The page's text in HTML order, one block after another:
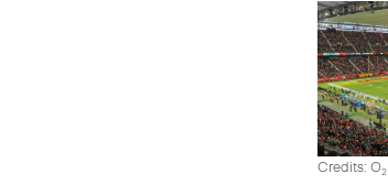
Credits: O2